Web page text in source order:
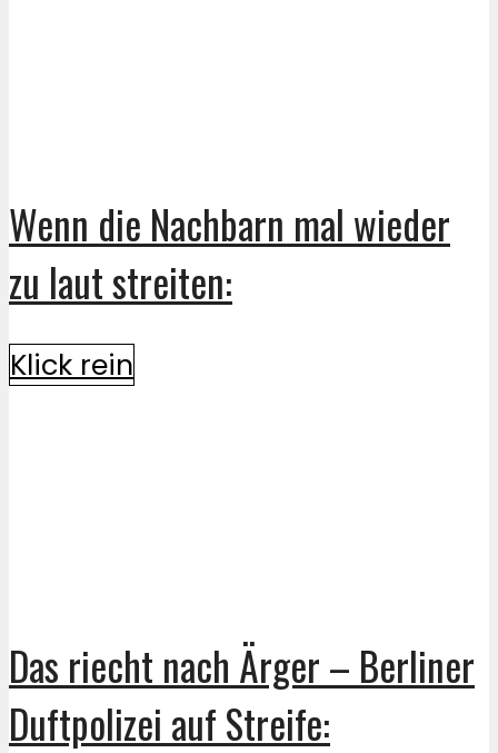
Wenn die Nachbarn mal wieder
zu laut streiten:
Klick rein
Das riecht nach Ärger – Berliner
Duftpolizei auf Streife: